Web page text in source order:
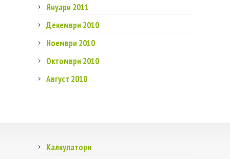
Януари 2011
Декември 2010
Ноември 2010
Октомври 2010
Август 2010
Калкулатори